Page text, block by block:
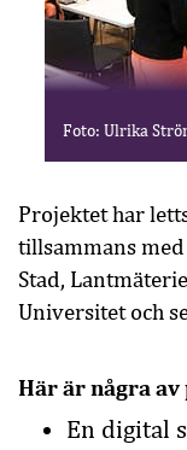
Foto: Ulrika
Projektet har
tillsammans
Stad,
Universitet och
Här är några
En digital